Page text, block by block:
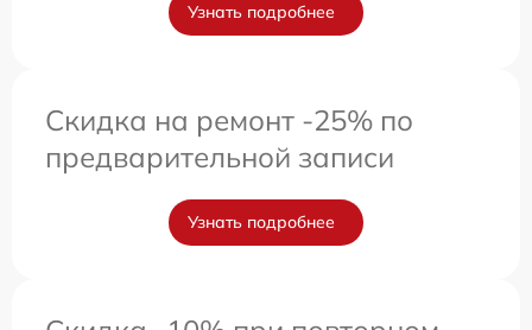
Узнать подробнее
Скидка на ремонт -25% по
предварительной записи
Узнать подробнее